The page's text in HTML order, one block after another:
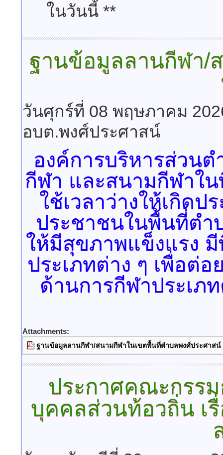
ในวันนี้ **
ฐานข้อมูลลานกีฬา/
วันศุกร์ที่ 08 พฤษภาคม
อบต.พงศ์ประศาสน์
องค์การบริหารส่วน
กีฬาและสนามกีฬาใน
ใช้เวลาว่างให้เกิดป
ประชาชนในพื้นที่ตำ
ให้มีสุขภาพแข็งแรง
ประเภทต่าง ๆ เพื่อต่
ด้านการกีฬาประเภ
Attachments:
ฐานข้อมูลลานกีฬา/สนามกีฬาในเขตพื้นที่ตำบลพงศ์ประศาสน์
ประกาศคณะกรร
บุคคลส่วนท้อวถิ่น เ